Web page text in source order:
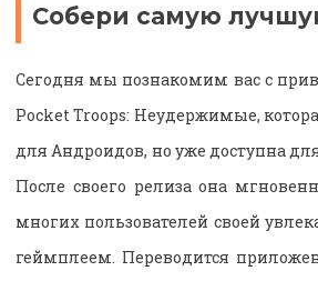
Собери самую
Сегодня мы познакомим вас с
Pocket Troops: Неудержимые,
для Андроидов, но уже доступна
После своего релиза она
многих пользователей своей
геймплеем. Переводится